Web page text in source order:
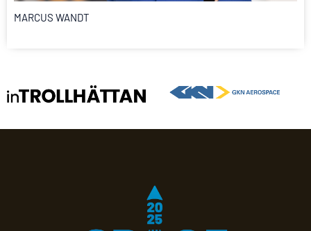
MARCUS WANDT